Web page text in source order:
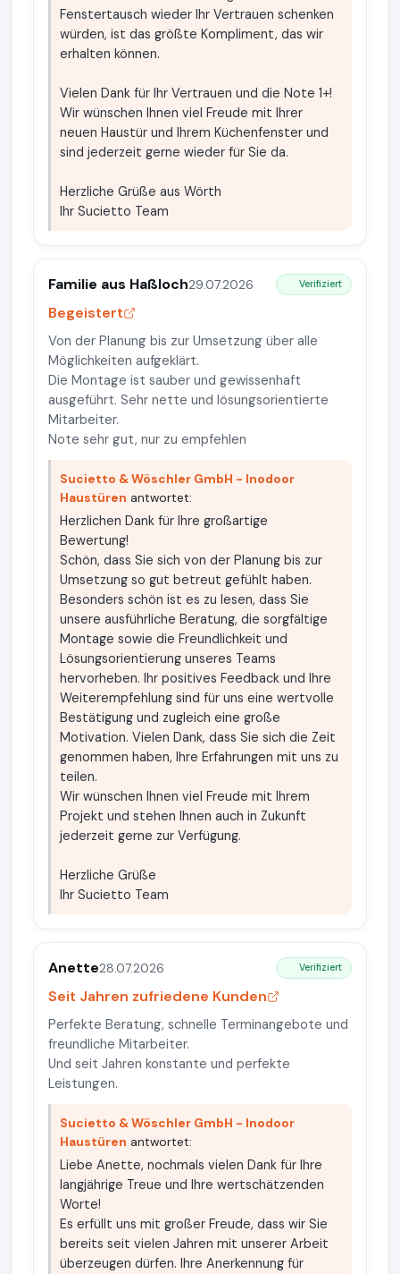
Fenstertausch wieder Ihr Vertrauen schenken
würden, ist das größte Kompliment, das wir
erhalten können.
Vielen Dank für Ihr Vertrauen und die Note 1+!
Wir wünschen Ihnen viel Freude mit Ihrer
neuen Haustür und Ihrem Küchenfenster und
sind jederzeit gerne wieder für Sie da.
Herzliche Grüße aus Wörth
Ihr Sucietto Team
Familie aus Haßloch29.07.2026 Verifiziert
Begeistert
Von der Planung bis zur Umsetzung über alle
Möglichkeiten aufgeklärt.
Die Montage ist sauber und gewissenhaft
ausgeführt. Sehr nette und lösungsorientierte
Mitarbeiter.
Note sehr gut, nur zu empfehlen
Sucietto & Wöschler GmbH - Inodoor
Haustüren antwortet:
Herzlichen Dank für Ihre großartige
Bewertung!
Schön, dass Sie sich von der Planung bis zur
Umsetzung so gut betreut gefühlt haben.
Besonders schön ist es zu lesen, dass Sie
unsere ausführliche Beratung, die sorgfältige
Montage sowie die Freundlichkeit und
Lösungsorientierung unseres Teams
hervorheben. Ihr positives Feedback und Ihre
Weiterempfehlung sind für uns eine wertvolle
Bestätigung und zugleich eine große
Motivation. Vielen Dank, dass Sie sich die Zeit
genommen haben, Ihre Erfahrungen mit uns zu
teilen.
Wir wünschen Ihnen viel Freude mit Ihrem
Projekt und stehen Ihnen auch in Zukunft
jederzeit gerne zur Verfügung.
Herzliche Grüße
Ihr Sucietto Team
Anette28.07.2026 Verifiziert
Seit Jahren zufriedene Kunden
Perfekte Beratung, schnelle Terminangebote und
freundliche Mitarbeiter.
Und seit Jahren konstante und perfekte
Leistungen.
Sucietto & Wöschler GmbH - Inodoor
Haustüren antwortet:
Liebe Anette, nochmals vielen Dank für Ihre
langjährige Treue und Ihre wertschätzenden
Worte!
Es erfüllt uns mit großer Freude, dass wir Sie
bereits seit vielen Jahren mit unserer Arbeit
überzeugen dürfen. Ihre Anerkennung für